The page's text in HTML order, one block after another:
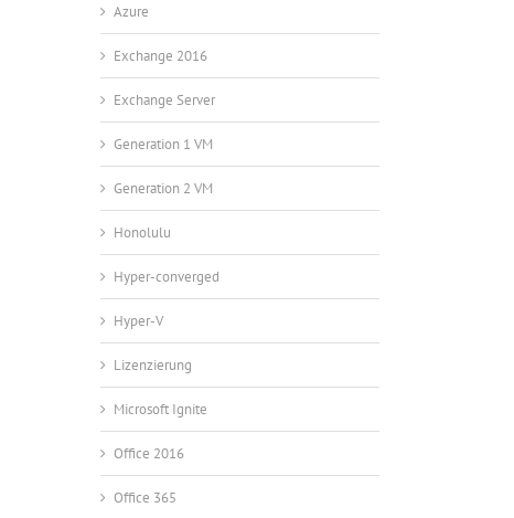
Azure
Exchange 2016
Exchange Server
Generation 1 VM
Generation 2 VM
Honolulu
Hyper-converged
Hyper-V
Lizenzierung
Microsoft Ignite
Office 2016
Office 365